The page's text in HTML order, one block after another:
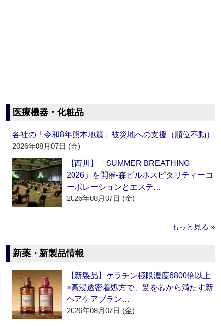
医療機器・化粧品
各社の「令和8年熊本地震」被災地への支援（順位不動）
2026年08月07日 (金)
【西川】「SUMMER BREATHING
2026」を開催‐森ビルホスピタリティーコ
ーポレーションとエステ…
2026年08月07日 (金)
もっと見る »
新薬・新製品情報
【新製品】ケラチン極限濃度6800倍以上
×高浸透密着処方で、髪を芯から満たす新
ヘアケアブラン…
2026年08月07日 (金)